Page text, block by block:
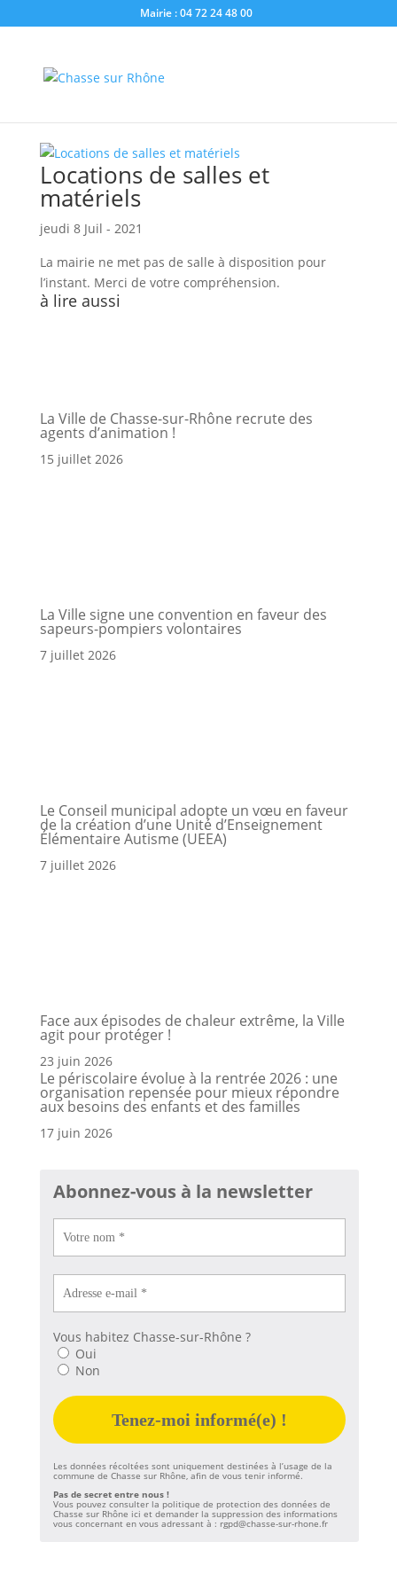
Mairie : 04 72 24 48 00
Vous êtes ici :Accueil »Locations de salles
Locations de salles et
matériels
jeudi 8 Juil - 2021
La mairie ne met pas de salle à disposition pour
l’instant. Merci de votre compréhension.
à lire aussi
La Ville de Chasse-sur-Rhône recrute des
agents d’animation !
15 juillet 2026
La Ville signe une convention en faveur des
sapeurs-pompiers volontaires
7 juillet 2026
Le Conseil municipal adopte un vœu en faveur
de la création d’une Unité d’Enseignement
Élémentaire Autisme (UEEA)
7 juillet 2026
Face aux épisodes de chaleur extrême, la Ville
agit pour protéger !
23 juin 2026
Le périscolaire évolue à la rentrée 2026 : une
organisation repensée pour mieux répondre
aux besoins des enfants et des familles
17 juin 2026
Abonnez-vous à la newsletter
Vous habitez Chasse-sur-Rhône ?
Oui
Non
Les données récoltées sont uniquement destinées à l’usage de la
commune de Chasse sur Rhône, afin de vous tenir informé.
Pas de secret entre nous !
Vous pouvez consulter la politique de protection des données de
Chasse sur Rhône ici et demander la suppression des informations
vous concernant en vous adressant à : rgpd@chasse-sur-rhone.fr